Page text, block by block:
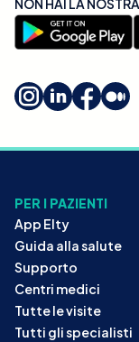
PER I PAZIENTI
App Elty
Guida alla salute
Supporto
Centri medici
Tutte le visite
Tutti gli specialisti